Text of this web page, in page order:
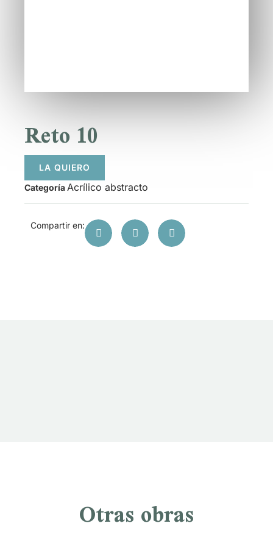
Reto 10
LA QUIERO
CategoríaAcrílico abstracto
Compartir en:
Otras obras